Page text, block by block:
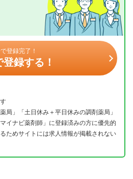
登録完了！
録する！
局」「土日休み＋平日休みの調剤薬局」
イナビ薬剤師」に登録済みの方に優先的
ためサイトには求人情報が掲載されない